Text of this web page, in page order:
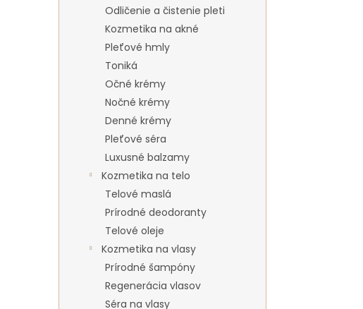
Odličenie a čistenie pleti
Kozmetika na akné
Pleťové hmly
Toniká
Očné krémy
Nočné krémy
Denné krémy
Pleťové séra
Luxusné balzamy
Kozmetika na telo
Telové maslá
Prírodné deodoranty
Telové oleje
Kozmetika na vlasy
Prírodné šampóny
Regenerácia vlasov
Séra na vlasy